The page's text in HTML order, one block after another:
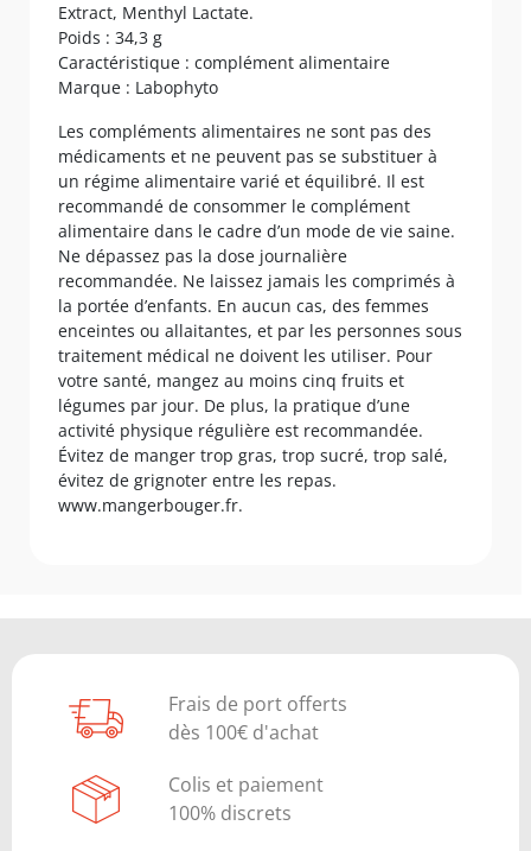
Extract, Menthyl Lactate.
Poids : 34,3 g
Caractéristique : complément alimentaire
Marque : Labophyto
Les compléments alimentaires ne sont pas des
médicaments et ne peuvent pas se substituer à
un régime alimentaire varié et équilibré. Il est
recommandé de consommer le complément
alimentaire dans le cadre d’un mode de vie saine.
Ne dépassez pas la dose journalière
recommandée. Ne laissez jamais les comprimés à
la portée d’enfants. En aucun cas, des femmes
enceintes ou allaitantes, et par les personnes sous
traitement médical ne doivent les utiliser. Pour
votre santé, mangez au moins cinq fruits et
légumes par jour. De plus, la pratique d’une
activité physique régulière est recommandée.
Évitez de manger trop gras, trop sucré, trop salé,
évitez de grignoter entre les repas.
www.mangerbouger.fr.
Frais de port offerts
dès 100€ d'achat
Colis et paiement
100% discrets